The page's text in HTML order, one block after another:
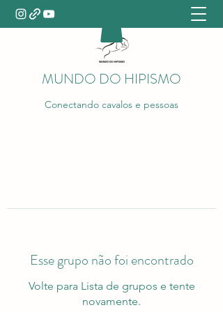
MUNDO DO HIPISMO
Conectando cavalos e pessoas
Esse grupo não foi encontrado
Volte para Lista de grupos e tente
novamente.